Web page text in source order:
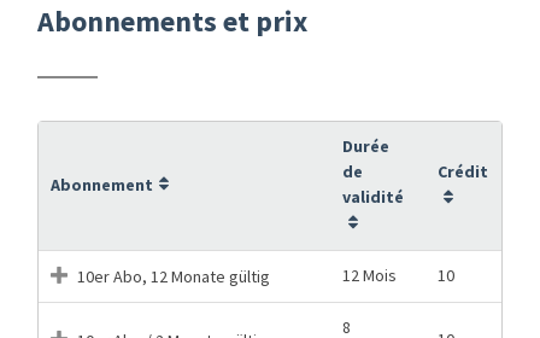
Abonnements et prix
Abonnement
Durée
de
validité
Crédit
10er Abo, 12 Monate gültig 12 Mois 10
8